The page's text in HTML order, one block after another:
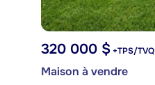
320 000 $ +TPS/TVQ
Maison à vendre